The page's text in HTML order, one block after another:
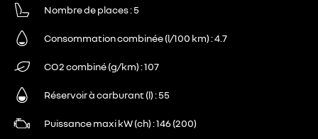
Nombre de places 5
Consommation combinée (l/100 km) 4.7
CO2 combiné (g/km) 107
Réservoir à carburant (l) 55
Puissance maxi kW (ch) 146 (200)